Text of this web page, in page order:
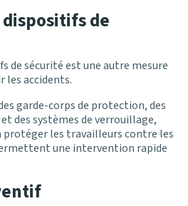
de
de sécurité est une autre mesure
les accidents.
garde-corps de protection, des
des systèmes de verrouillage,
protéger les travailleurs contre les
une intervention rapide